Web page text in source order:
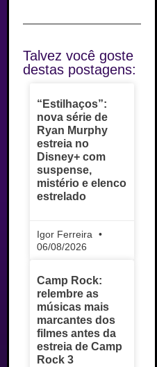
Talvez você goste
destas postagens:
“Estilhaços”:
nova série de
Ryan Murphy
estreia no
Disney+ com
suspense,
mistério e elenco
estrelado
Igor Ferreira
06/08/2026
Camp Rock:
relembre as
músicas mais
marcantes dos
filmes antes da
estreia de Camp
Rock 3